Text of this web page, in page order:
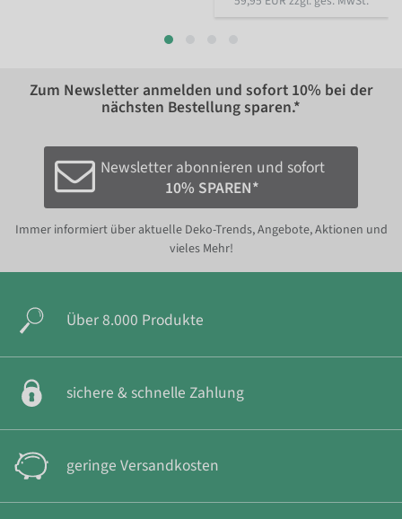
Zum Newsletter anmelden und sofort 10% bei der
nächsten Bestellung sparen.*
Newsletter abonnieren und sofort
10% SPAREN*
Immer informiert über aktuelle Deko-Trends, Angebote, Aktionen und
vieles Mehr!
Über 8.000 Produkte
sichere & schnelle Zahlung
geringe Versandkosten